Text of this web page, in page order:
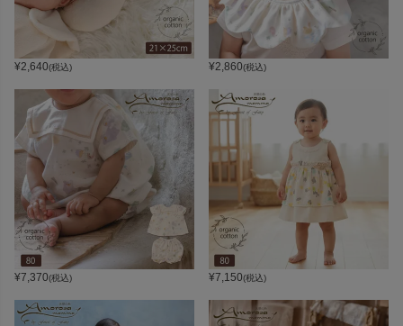
¥2,640(税込) ¥2,860(税込)
¥7,370(税込) ¥7,150(税込)